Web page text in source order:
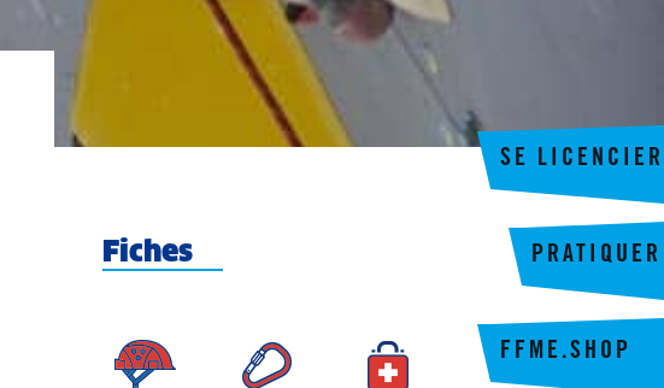
SE LICENCIER
FFME.SHOP
PRATIQUER
Fiches